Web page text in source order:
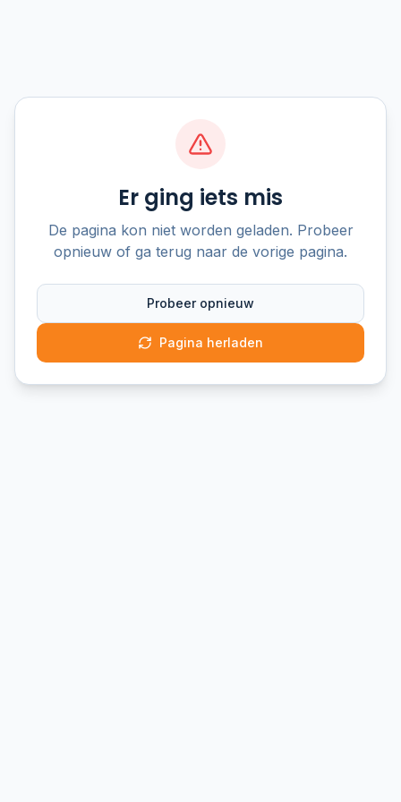
Er ging iets mis
De pagina kon niet worden geladen. Probeer
opnieuw of ga terug naar de vorige pagina.
Probeer opnieuw
Pagina herladen